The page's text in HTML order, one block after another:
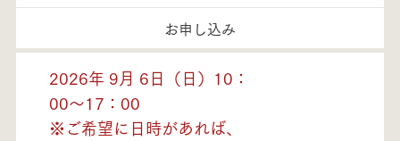
モデルハウス紹介・
オンライン相談 土地を探す 全国エリア情報
お申し込み
2026年 9月 6日（日）10：
00～17：00
※ご希望に日時があれば、